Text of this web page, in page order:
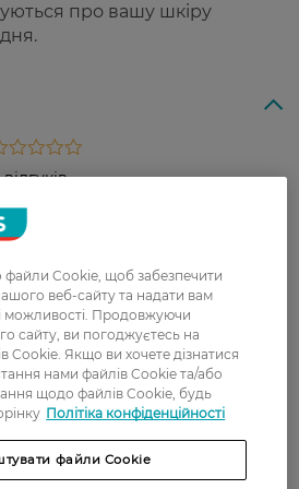
про вашу шкіру
пошти - 99 грн,
699 грн
- 79 грн, безкоштовна
Cookie, щоб забезпечити
веб-сайту та надати вам
можливості. Продовжуючи
сайту, ви погоджуєтесь на
Cookie. Якщо ви хочете дізнатися
нами файлів Cookie та/або
щодо файлів Cookie, будь
Політіка конфіденційності
файли Cookie